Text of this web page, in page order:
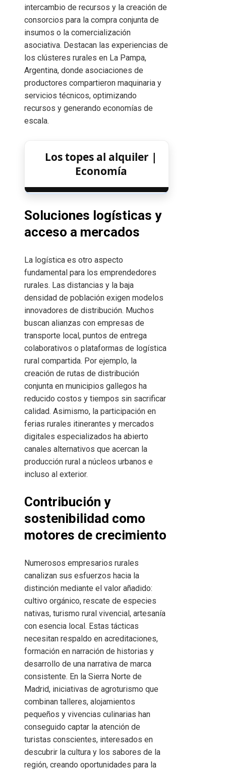
intercambio de recursos y la creación de
consorcios para la compra conjunta de
insumos o la comercialización
asociativa. Destacan las experiencias de
los clústeres rurales en La Pampa,
Argentina, donde asociaciones de
productores compartieron maquinaria y
servicios técnicos, optimizando
recursos y generando economías de
escala.
Los topes al alquiler |
Economía
Soluciones logísticas y
acceso a mercados
La logística es otro aspecto
fundamental para los emprendedores
rurales. Las distancias y la baja
densidad de población exigen modelos
innovadores de distribución. Muchos
buscan alianzas con empresas de
transporte local, puntos de entrega
colaborativos o plataformas de logística
rural compartida. Por ejemplo, la
creación de rutas de distribución
conjunta en municipios gallegos ha
reducido costos y tiempos sin sacrificar
calidad. Asimismo, la participación en
ferias rurales itinerantes y mercados
digitales especializados ha abierto
canales alternativos que acercan la
producción rural a núcleos urbanos e
incluso al exterior.
Contribución y
sostenibilidad como
motores de crecimiento
Numerosos empresarios rurales
canalizan sus esfuerzos hacia la
distinción mediante el valor añadido:
cultivo orgánico, rescate de especies
nativas, turismo rural vivencial, artesanía
con esencia local. Estas tácticas
necesitan respaldo en acreditaciones,
formación en narración de historias y
desarrollo de una narrativa de marca
consistente. En la Sierra Norte de
Madrid, iniciativas de agroturismo que
combinan talleres, alojamientos
pequeños y vivencias culinarias han
conseguido captar la atención de
turistas conscientes, interesados en
descubrir la cultura y los sabores de la
región, creando oportunidades para la